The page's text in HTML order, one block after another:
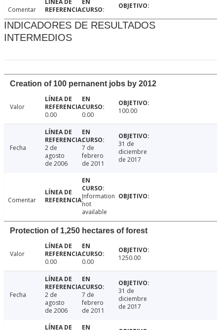
Comentar
INDICADORES DE RESULTADOS
INTERMEDIOS
Creation of 100 pernanent jobs by 2012
Valor
0.00
0.00 100.00
Fecha
2 de
agosto
de 2006
7 de
febrero
de 2011
31 de
diciembre
de 2017
Comentar
Information
not
available
Protection of 1,250 hectares of forest
Valor
0.00
0.00 1250.00
Fecha
2 de
agosto
de 2006
7 de
febrero
de 2011
31 de
diciembre
de 2017